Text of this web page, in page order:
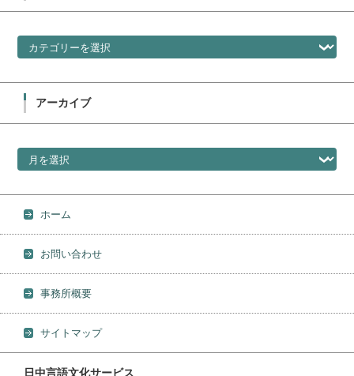
アーカイブ
ホーム
お問い合わせ
事務所概要
サイトマップ
日中言語文化サービス